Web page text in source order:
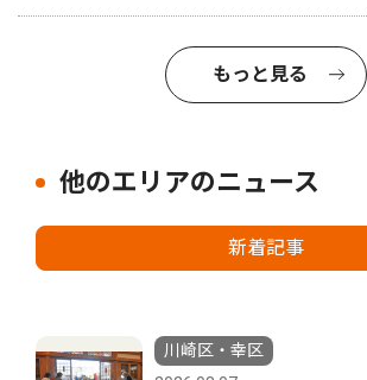
もっと見る
他のエリアのニュース
新着記事
川崎区・幸区